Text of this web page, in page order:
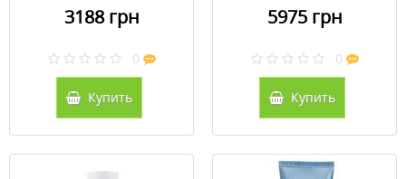
3188 грн
0
Купить
5975 грн
0
Купить